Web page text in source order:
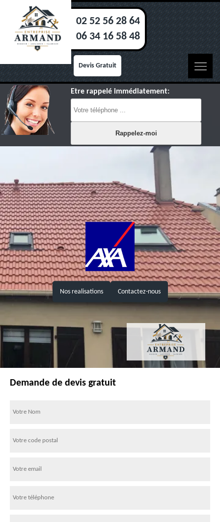
02 52 56 28 64
06 34 16 58 48
Devis Gratuit
Etre rappelé immédiatement:
Nos realisations Contactez-nous
Demande de devis gratuit